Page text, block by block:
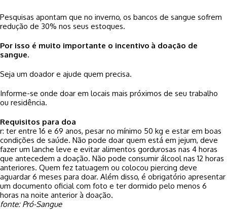
Pesquisas apontam que no inverno, os bancos de sangue sofrem
redução de 30% nos seus estoques.
Por isso é muito importante o incentivo à doação de
sangue.
Seja um doador e ajude quem precisa.
Informe-se onde doar em locais mais próximos de seu trabalho
ou residência.
Requisitos para doa
r: ter entre 16 e 69 anos, pesar no mínimo 50 kg e estar em boas
condições de saúde. Não pode doar quem está em jejum, deve
fazer um lanche leve e evitar alimentos gordurosas nas 4 horas
que antecedem a doação. Não pode consumir álcool nas 12 horas
anteriores. Quem fez tatuagem ou colocou piercing deve
aguardar 6 meses para doar. Além disso, é obrigatório apresentar
um documento oficial com foto e ter dormido pelo menos 6
horas na noite anterior à doação.
fonte: Pró-Sangue